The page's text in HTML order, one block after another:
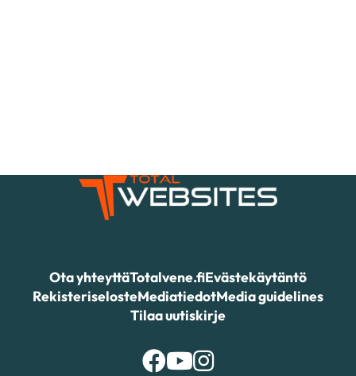
Ota yhteyttäTotalvene.fiEvästekäytäntö
RekisteriselosteMediatiedotMedia guidelines
Tilaa uutiskirje